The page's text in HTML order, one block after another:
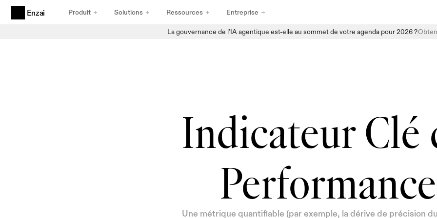
La gouvernance de l'IA agentique est-elle au sommet de votre agenda pour 2026 ?
Enzai Produit Solutions Ressources Entreprise
Indicateur Clé
Performance
Une métrique quantifiable (par exemple, la dérive de précision